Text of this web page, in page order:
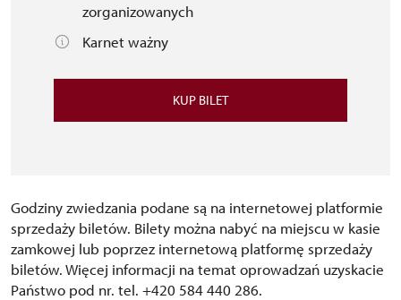
zorganizowanych
Karnet ważny
KUP BILET
Godziny zwiedzania podane są na internetowej platformie
sprzedaży biletów. Bilety można nabyć na miejscu w kasie
zamkowej lub poprzez internetową platformę sprzedaży
biletów. Więcej informacji na temat oprowadzań uzyskacie
Państwo pod nr. tel. +420 584 440 286.